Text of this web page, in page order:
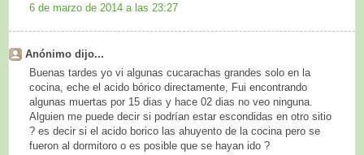
6 de marzo de 2014 a las 23:27
Anónimo dijo...
Buenas tardes yo vi algunas cucarachas grandes solo en la
cocina, eche el acido bórico directamente, Fui encontrando
algunas muertas por 15 dias y hace 02 dias no veo ninguna.
Alguien me puede decir si podrían estar escondidas en otro sitio
? es decir si el acido borico las ahuyento de la cocina pero se
fueron al dormitoro o es posible que se hayan ido ?